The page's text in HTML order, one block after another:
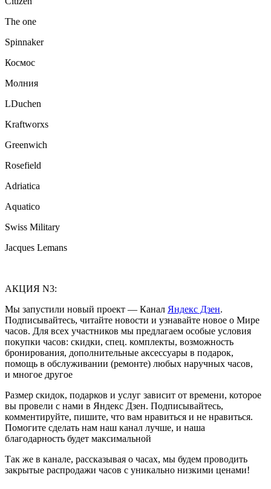
The one
Spinnaker
Космос
Молния
LDuchen
Kraftworxs
Greenwich
Rosefield
Adriatica
Aquatico
Swiss Military
Jacques Lemans
АКЦИЯ N3:
Мы запустили новый проект — Канал Яндекс Дзен.
Подписывайтесь, читайте новости и узнавайте новое о Мире
часов. Для всех участников мы предлагаем особые условия
покупки часов: скидки, спец. комплекты, возможность
бронирования, дополнительные аксессуары в подарок,
помощь в обслуживании (ремонте) любых наручных часов,
и многое другое
Размер скидок, подарков и услуг зависит от времени, которое
вы провели с нами в Яндекс Дзен. Подписывайтесь,
комментируйте, пишите, что вам нравиться и не нравиться.
Помогите сделать нам наш канал лучше, и наша
благодарность будет максимальной
Так же в канале, рассказывая о часах, мы будем проводить
закрытые распродажи часов с уникально низкими ценами!